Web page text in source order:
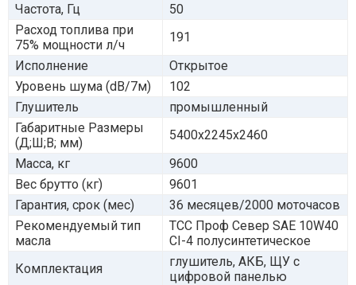
Частота, Гц
50
Расход топлива при
75% мощности л/ч
191
Исполнение
Открытое
Уровень шума (dB/7м)
102
Глушитель
промышленный
Габаритные Размеры
(Д;Ш;В; мм)
5400x2245x2460
Масса, кг
9600
Вес брутто (кг)
9601
Гарантия, срок (мес)
36 месяцев/2000 моточасов
Рекомендуемый тип
масла
ТСС Проф Север SAE 10W40
CI-4 полусинтетическое
Комплектация
глушитель, АКБ, ЩУ с
цифровой панелью